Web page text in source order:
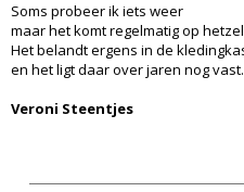
Soms probeer ik iets weer
maar het komt regelmatig op
Het belandt ergens in de
en het ligt daar over jaren nog vast.
Veroni Steentjes